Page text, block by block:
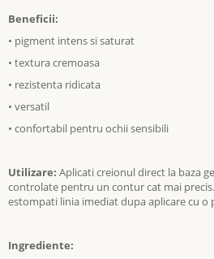
Beneficii:
• pigment intens si saturat
• textura cremoasa
• rezistenta ridicata
• versatil
• confortabil pentru ochii sensibili
Utilizare: Aplicati creionul direct la baza
controlate pentru un contur cat mai
estompati linia imediat dupa aplicare cu o
Ingrediente: